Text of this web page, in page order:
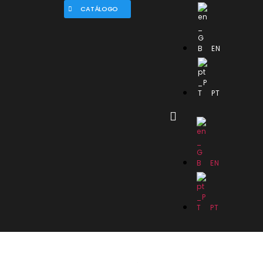
CATÁLOGO
EN
PT
EN
PT